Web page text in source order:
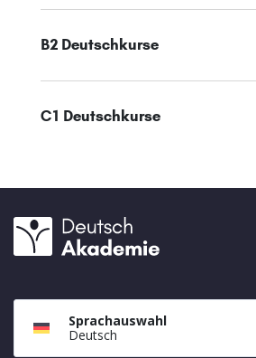
B2 Deutschkurse
C1 Deutschkurse
Sprachauswahl
Deutsch